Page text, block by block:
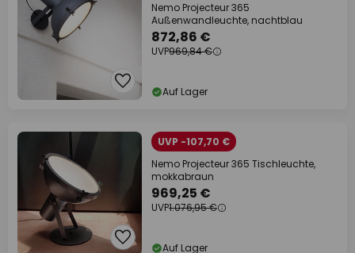
Nemo Projecteur 365
Außenwandleuchte, nachtblau
872,86 €
UVP969,84 €
Auf Lager
UVP -107,70 €
Nemo Projecteur 365 Tischleuchte,
mokkabraun
969,25 €
UVP1.076,95 €
Auf Lager